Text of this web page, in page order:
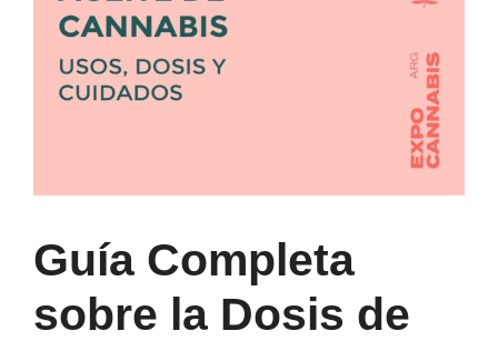
Guía Completa
sobre la Dosis de